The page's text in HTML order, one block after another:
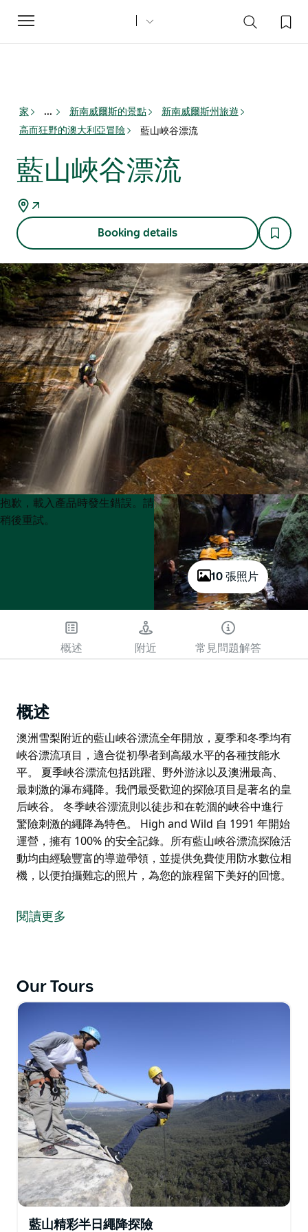
Toggle
navigation
家 ... 新南威爾斯的景點
新南威爾斯州旅遊
高而狂野的澳大利亞冒險
藍山峽谷漂流
藍山峽谷漂流
Booking details
10 張照片
Product
List
Product
List
抱歉，載入產品時發生錯誤。請
稍後重試。
概述 附近 常見問題解答
概述
澳洲雪梨附近的藍山峽谷漂流全年開放，夏季和冬季均有
峽谷漂流項目，適合從初學者到高級水平的各種技能水
平。 夏季峽谷漂流包括跳躍、野外游泳以及澳洲最高、
最刺激的瀑布繩降。我們最受歡迎的探險項目是著名的皇
后峽谷。 冬季峽谷漂流則以徒步和在乾涸的峽谷中進行
驚險刺激的繩降為特色。 High and Wild 自 1991 年開始
運營，擁有 100% 的安全記錄。所有藍山峽谷漂流探險活
動均由經驗豐富的導遊帶領，並提供免費使用防水數位相
機，以便拍攝難忘的照片，為您的旅程留下美好的回憶。
峽谷漂流項目，適合從初學者到高級水平的各種技能水
平。
谷。
冬季峽谷漂流則以徒步和在乾涸的峽谷中進行驚險刺激的
繩降為特色。
High and Wild 自 1991 年開始運營，擁有 100% 的安全
記錄。所有藍山峽谷漂流探險活動均由經驗豐富的導遊帶
領，並提供免費使用防水數位相機，以便拍攝難忘的照
片，為您的旅程留下美好的回憶。
閱讀更多
Our Tours
藍山精彩半日繩降探險